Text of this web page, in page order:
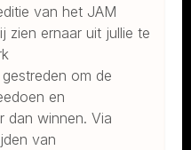
van het JAM
zien ernaar uit jullie te
om de
en
dan winnen. Via
van